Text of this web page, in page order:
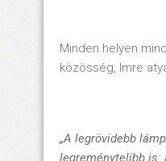
Minden helyen
közösség, Imre
„A legrövidebb
legreménytelibb is: